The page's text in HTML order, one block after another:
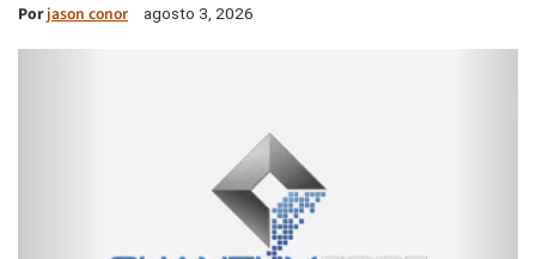
Porjason conor agosto 3, 2026